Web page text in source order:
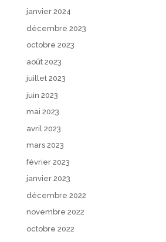
janvier 2024
décembre 2023
octobre 2023
août 2023
juillet 2023
juin 2023
mai 2023
avril 2023
mars 2023
février 2023
janvier 2023
décembre 2022
novembre 2022
octobre 2022